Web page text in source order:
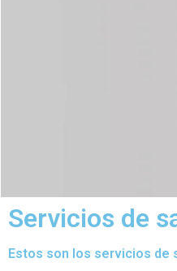
Servicios de
Estos son los servicios de